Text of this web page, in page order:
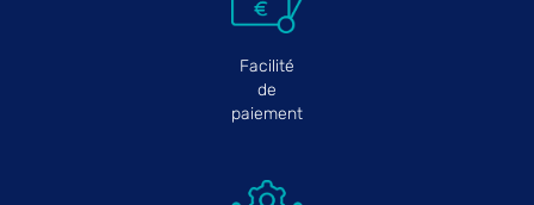
Facilité
de
paiement